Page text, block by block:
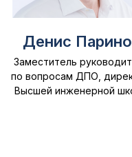
Денис
Заместитель
по вопросам ДПО,
Высшей инженерной